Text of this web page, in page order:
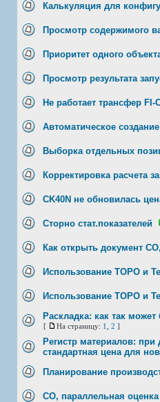
Калькуляция для
Просмотр содержимого
Приоритет одного
Просмотр результата
Не работает трансфер FI-
Автоматическое
Выборка отдельных
Корректировка расчета
CK40N не обновилась
Сторно стат.показателей
Как открыть документ
Использование ТОРО и
Использование ТОРО и
Раскладка: как так
[ На страницу: 1 2 ]
Регистр материалов:
стандартная цена для
Планирование
СО, параллельная